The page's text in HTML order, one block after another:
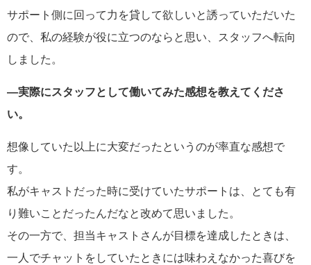
サポート側に回って力を貸して欲しいと誘っていただいた
ので、私の経験が役に立つのならと思い、スタッフへ転向
しました。
―実際にスタッフとして働いてみた感想を教えてくださ
い。
想像していた以上に大変だったというのが率直な感想で
す。
私がキャストだった時に受けていたサポートは、とても有
り難いことだったんだなと改めて思いました。
その一方で、担当キャストさんが目標を達成したときは、
一人でチャットをしていたときには味わえなかった喜びを